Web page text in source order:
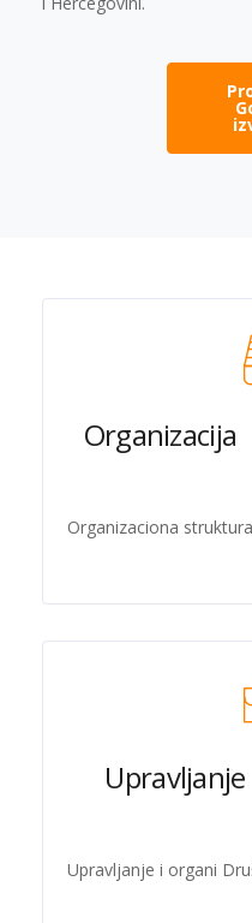
Organizacija
Organizaciona struktura
Upravljanje
Upravljanje i organi